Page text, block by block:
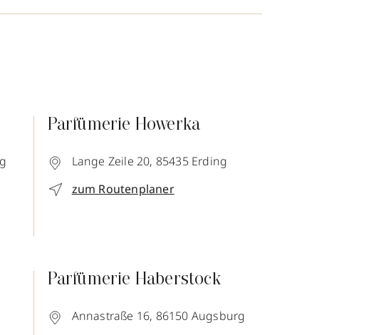
Parfümerie Howerka
Lange Zeile 20, 85435 Erding
zum Routenplaner
Parfümerie Haberstock
Annastraße 16, 86150 Augsburg